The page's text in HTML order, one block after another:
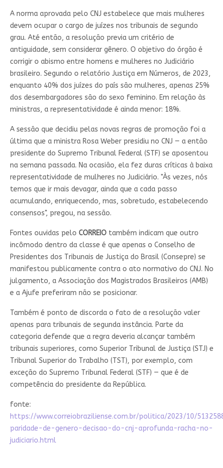
A norma aprovada pelo CNJ estabelece que mais mulheres
devem ocupar o cargo de juízes nos tribunais de segundo
grau. Até então, a resolução previa um critério de
antiguidade, sem considerar gênero. O objetivo do órgão é
corrigir o abismo entre homens e mulheres no Judiciário
brasileiro. Segundo o relatório Justiça em Números, de 2023,
enquanto 40% dos juízes do país são mulheres, apenas 25%
dos desembargadores são do sexo feminino. Em relação às
ministras, a representatividade é ainda menor: 18%.
A sessão que decidiu pelas novas regras de promoção foi a
última que a ministra Rosa Weber presidiu no CNJ — a então
presidente do Supremo Tribunal Federal (STF) se aposentou
na semana passada. Na ocasião, ela fez duras críticas à baixa
representatividade de mulheres no Judiciário. "Às vezes, nós
temos que ir mais devagar, ainda que a cada passo
acumulando, enriquecendo, mas, sobretudo, estabelecendo
consensos", pregou, na sessão.
Fontes ouvidas pelo CORREIOtambém indicam que outro
incômodo dentro da classe é que apenas o Conselho de
Presidentes dos Tribunais de Justiça do Brasil (Consepre) se
manifestou publicamente contra o ato normativo do CNJ. No
julgamento, a Associação dos Magistrados Brasileiros (AMB)
e a Ajufe preferiram não se posicionar.
Também é ponto de discorda o fato de a resolução valer
apenas para tribunais de segunda instância. Parte da
categoria defende que a regra deveria alcançar também
tribunais superiores, como Superior Tribunal de Justiça (STJ) e
Tribunal Superior do Trabalho (TST), por exemplo, com
exceção do Supremo Tribunal Federal (STF) — que é de
competência do presidente da República.
fonte:
https://www.correiobraziliense.com.br/politica/2023/10/
paridade-de-genero-decisao-do-cnj-aprofunda-racha-no-
judiciario.html